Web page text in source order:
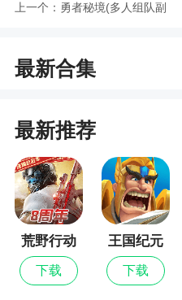
经验，同时也能体验到群
1、它使用Unity3D
效、全息三维空间和实
个宏伟而耀眼的幻想世
中的特殊效果，免费的
前的奇迹时代
上一个： 勇者秘境(多人组队副
最新合集
最新推荐
荒野行动
下载
王国纪元
下载